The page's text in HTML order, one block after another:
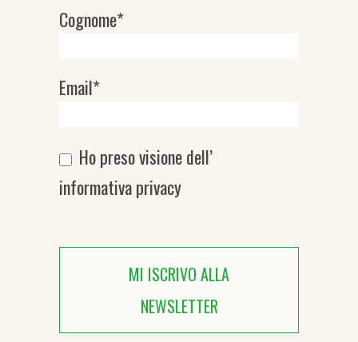
Cognome*
Email*
Ho preso visione dell’
informativa privacy
MI ISCRIVO ALLA
NEWSLETTER